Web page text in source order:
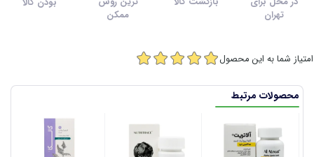
تهران
ممکن
امتیاز شما به این محصول
محصولات مرتبط